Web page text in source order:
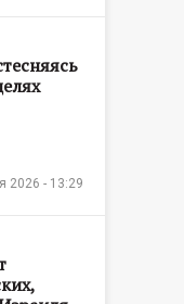
2026 - 13:29